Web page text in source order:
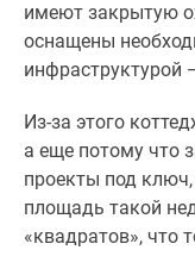
имеют закрытую
оснащены
инфраструктурой
Из-за этого
а еще потому что
проекты под ключ,
площадь такой
«квадратов», что